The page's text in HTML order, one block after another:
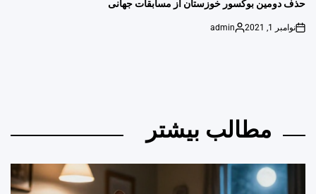
حذف دومین بوکسور خوزستان از مسابقات جهانی
on
نوامبر 1, 2021
Posted
admin
مطالب بیشتر